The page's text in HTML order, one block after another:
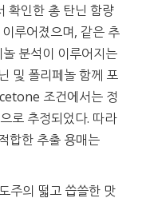
확인한 총 탄닌 함량
루어졌으며, 같은 추
분석이 이루어지는
및 폴리페놀 함께 포
조건에서는 정
로 추정되었다. 따라
합한 추출 용매는
주의 떫고 씁쓸한 맛